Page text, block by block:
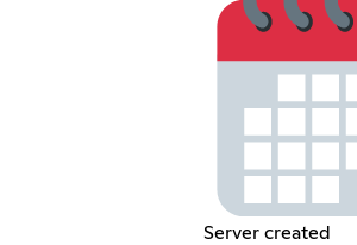
Server created